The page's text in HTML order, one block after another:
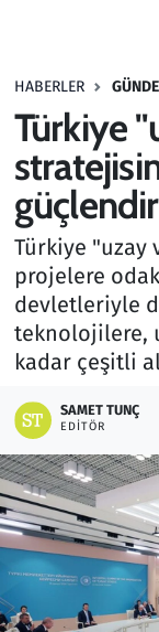
HABERLER
Türkiye
Türkiye "uzay
projelere
devletleriyle
teknolojilere,
kadar çeşitli
SAMET TUNÇ
EDITÖR
Haber
Kültür
Kurumsal
Lezzet
Memur ve
Otomobil
Oyun
Ramazan
Resmi
Rüya